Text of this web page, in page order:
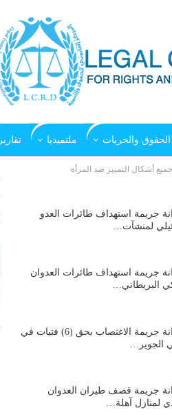
الحقوق والحريات ملتميديا تقارير
أشكال التمييز ضد المرأة
جريمة استهداف طائرات العدو
لمنشآت…
جريمة استهداف طائرات العدوان
البريطاني…
بيان إدانة جريمة الاغتصاب بحق (6) فتيات في
الجوير…
جريمة قصف طيران العدوان
لمنازل آهلة…